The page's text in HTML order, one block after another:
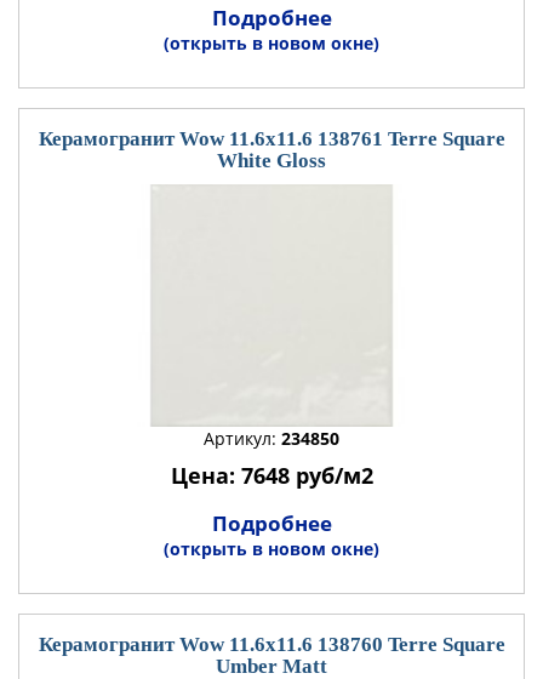
Подробнее
(открыть в новом окне)
Керамогранит Wow 11.6x11.6 138761 Terre Square
White Gloss
Артикул: 234850
Цена: 7648 руб/м2
Подробнее
(открыть в новом окне)
Керамогранит Wow 11.6x11.6 138760 Terre Square
Umber Matt